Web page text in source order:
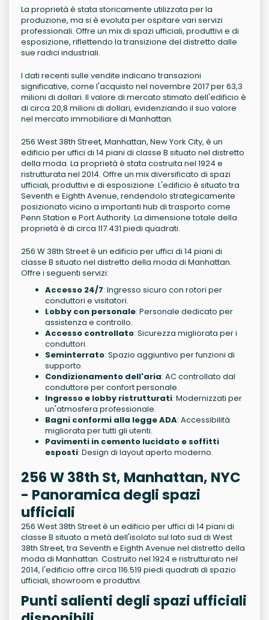
La proprietà è stata storicamente utilizzata per la
produzione, ma si è evoluta per ospitare vari servizi
professionali. Offre un mix di spazi ufficiali, produttivi e di
esposizione, riflettendo la transizione del distretto dalle
sue radici industriali.
I dati recenti sulle vendite indicano transazioni
significative, come l'acquisto nel novembre 2017 per 63,3
milioni di dollari. Il valore di mercato stimato dell'edificio è
di circa 20,8 milioni di dollari, evidenziando il suo valore
nel mercato immobiliare di Manhattan.
256 West 38th Street, Manhattan, New York City, è un
edificio per uffici di 14 piani di classe B situato nel distretto
della moda. La proprietà è stata costruita nel 1924 e
ristrutturata nel 2014. Offre un mix diversificato di spazi
ufficiali, produttivi e di esposizione. L'edificio è situato tra
Seventh e Eighth Avenue, rendendolo strategicamente
posizionato vicino a importanti hub di trasporto come
Penn Station e Port Authority. La dimensione totale della
proprietà è di circa 117.431 piedi quadrati.
256 W 38th Street è un edificio per uffici di 14 piani di
classe B situato nel distretto della moda di Manhattan.
Offre i seguenti servizi:
Accesso 24/7: Ingresso sicuro con rotori per
conduttori e visitatori.
Lobby con personale: Personale dedicato per
assistenza e controllo.
Accesso controllato: Sicurezza migliorata per i
conduttori.
Seminterrato: Spazio aggiuntivo per funzioni di
supporto.
Condizionamento dell'aria: AC controllato dal
conduttore per confort personale.
Ingresso e lobby ristrutturati: Modernizzati per
un'atmosfera professionale.
Bagni conformi alla legge ADA: Accessibilità
migliorata per tutti gli utenti.
Pavimenti in cemento lucidato e soffitti
esposti: Design di layout aperto moderno.
256 W 38th St, Manhattan, NYC
- Panoramica degli spazi
ufficiali
256 West 38th Street è un edificio per uffici di 14 piani di
classe B situato a metà dell'isolato sul lato sud di West
38th Street, tra Seventh e Eighth Avenue nel distretto della
moda di Manhattan. Costruito nel 1924 e ristrutturato nel
2014, l'edificio offre circa 116.519 piedi quadrati di spazio
ufficiali, showroom e produttivi.
Punti salienti degli spazi ufficiali